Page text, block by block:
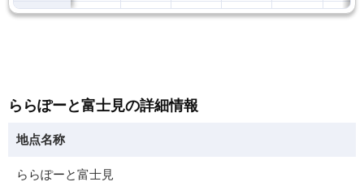
ららぽーと富士見の詳細情報
地点名称
ららぽーと富士見